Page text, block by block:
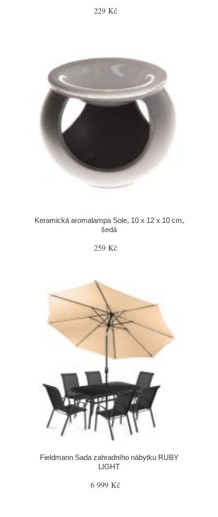
229 Kč
Keramická aromalampa Sole, 10 x 12 x 10 cm,
šedá
259 Kč
Fieldmann Sada zahradního nábytku RUBY
LIGHT
6 999 Kč